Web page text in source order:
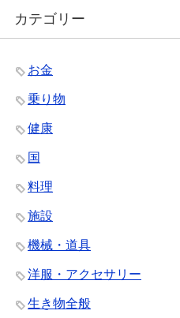
カテゴリー
お金
乗り物
健康
国
料理
施設
機械・道具
洋服・アクセサリー
生き物全般